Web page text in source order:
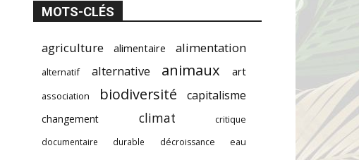
MOTS-CLÉS
agriculture alimentaire alimentation
alternatif alternative animaux art
association biodiversité capitalisme
changement climat
critique
documentaire
durable décroissance eau